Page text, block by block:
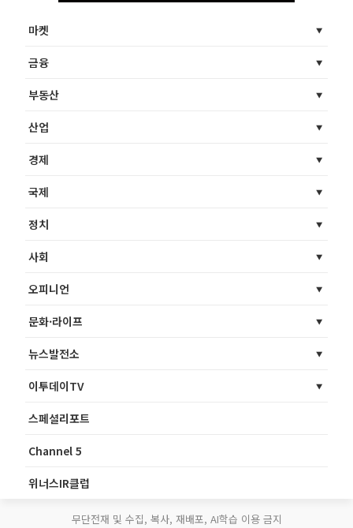
마켓
금융
부동산
산업
경제
국제
정치
사회
오피니언
문화·라이프
뉴스발전소
이투데이TV
스페셜리포트
Channel 5
위너스IR클럽
무단전재 및 수집, 복사, 재배포, AI학습 이용 금지